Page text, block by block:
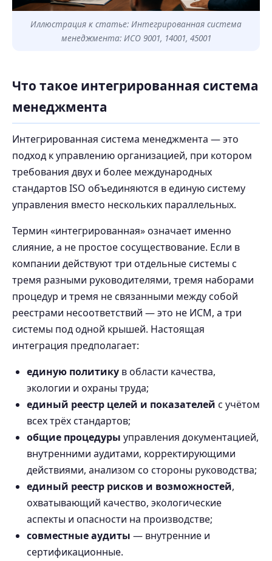
Иллюстрация к статье: Интегрированная система
менеджмента: ИСО 9001, 14001, 45001
Что такое интегрированная система
менеджмента
Интегрированная система менеджмента — это
подход к управлению организацией, при котором
требования двух и более международных
стандартов ISO объединяются в единую систему
управления вместо нескольких параллельных.
Термин «интегрированная» означает именно
слияние, а не простое сосуществование. Если в
компании действуют три отдельные системы с
тремя разными руководителями, тремя наборами
процедур и тремя не связанными между собой
реестрами несоответствий — это не ИСМ, а три
системы под одной крышей. Настоящая
интеграция предполагает:
единую политику в области качества,
экологии и охраны труда;
единый реестр целей и показателей с учётом
всех трёх стандартов;
общие процедуры управления документацией,
внутренними аудитами, корректирующими
действиями, анализом со стороны руководства;
единый реестр рисков и возможностей,
охватывающий качество, экологические
аспекты и опасности на производстве;
совместные аудиты — внутренние и
сертификационные.